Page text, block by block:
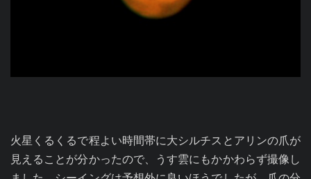
火星くるくるで程よい時間帯に大シルチスとアリンの爪が
見えることが分かったので、うす雲にもかかわらず撮像し